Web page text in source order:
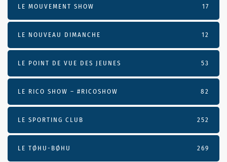
LE MOUVEMENT SHOW 17
LE NOUVEAU DIMANCHE 12
LE POINT DE VUE DES JEUNES 53
LE RICO SHOW – #RICOSHOW 82
LE SPORTING CLUB 252
LE TØHU-BØHU 269